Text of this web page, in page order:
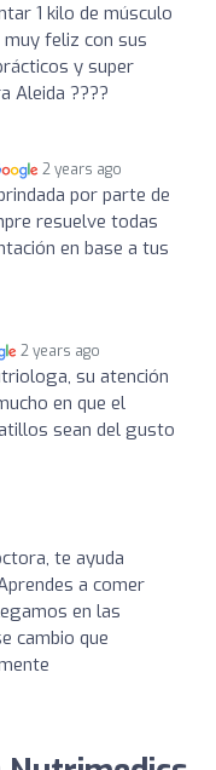
1 kilo de músculo
feliz con sus
y super
Aleida ????
2 years ago
por parte de
resuelve todas
en base a tus
2 years ago
su atención
en que el
sean del gusto
te ayuda
a comer
en las
cambio que